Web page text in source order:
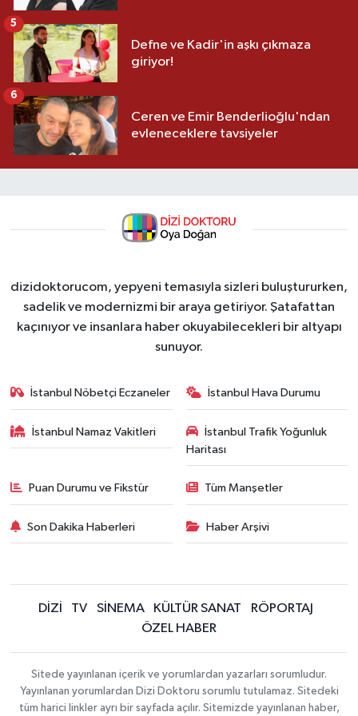
Defne ve Kadir'in aşkı çıkmaza
giriyor!
5
Ceren ve Emir Benderlioğlu'ndan
evleneceklere tavsiyeler
6
dizidoktorucom, yepyeni temasıyla sizleri buluştururken,
sadelik ve modernizmi bir araya getiriyor. Şatafattan
kaçınıyor ve insanlara haber okuyabilecekleri bir altyapı
sunuyor.
İstanbul Nöbetçi Eczaneler İstanbul Hava Durumu
İstanbul Namaz Vakitleri
İstanbul Trafik Yoğunluk
Haritası
Puan Durumu ve Fikstür Tüm Manşetler
Son Dakika Haberleri Haber Arşivi
DİZİ TV SİNEMA KÜLTÜR SANAT
RÖPORTAJ
ÖZEL HABER
Sitede yayınlanan içerik ve yorumlardan yazarları sorumludur.
Yayınlanan yorumlardan Dizi Doktoru sorumlu tutulamaz. Sitedeki
tüm harici linkler ayrı bir sayfada açılır. Sitemizde yayınlanan haber,